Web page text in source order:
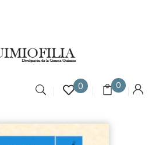
0 0